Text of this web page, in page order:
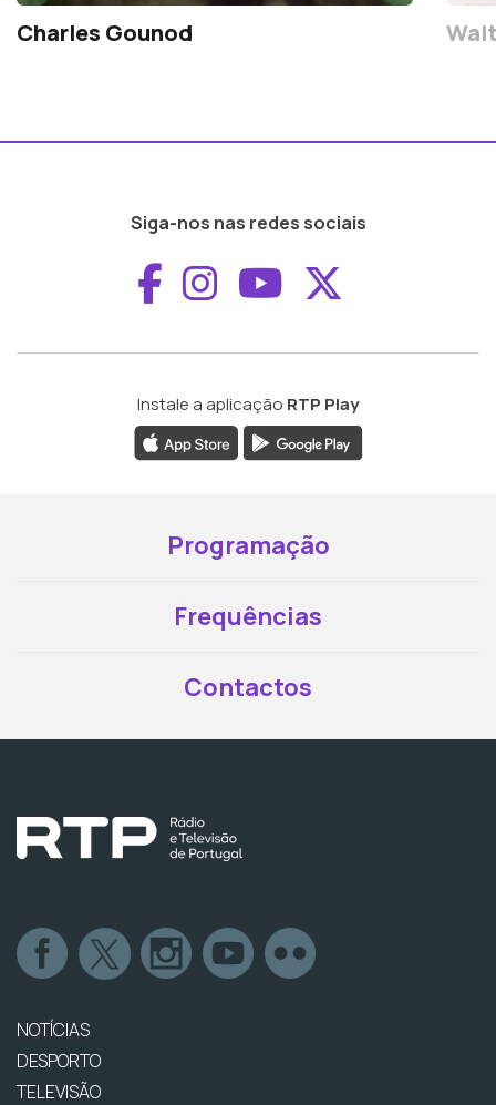
Charles Gounod
Siga-nos nas redes sociais
Aceder ao
Aceder ao
Aceder ao
Instale a aplicação RTP Play
Programação
Frequências
Contactos
NOTÍCIAS
DESPORTO
TELEVISÃO